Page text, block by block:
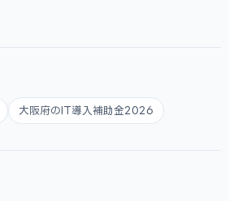
大阪府のIT導入補助金2026